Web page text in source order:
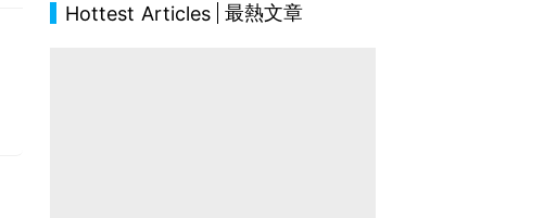
Hottest Articles 最熱文章